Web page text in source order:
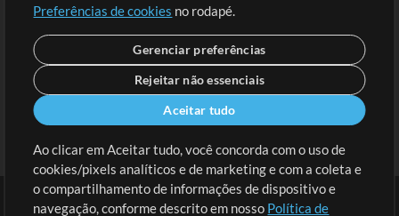
Playlist
MT Conference
Preferências de cookies no rodapé.
Gerenciar preferências
Rejeitar não essenciais
Aceitar tudo
Ao clicar em Aceitar tudo, você concorda com o uso de
cookies/pixels analíticos e de marketing e com a coleta e
o compartilhamento de informações de dispositivo e
navegação, conforme descrito em nosso Política de